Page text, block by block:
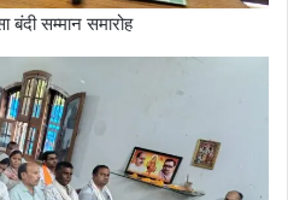
बंदी सम्मान समारोह